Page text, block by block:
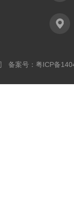
备案号： 粤ICP备